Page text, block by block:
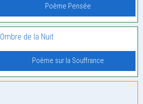
Poème Pensée
Ombre de la Nuit
Poème sur la Souffrance